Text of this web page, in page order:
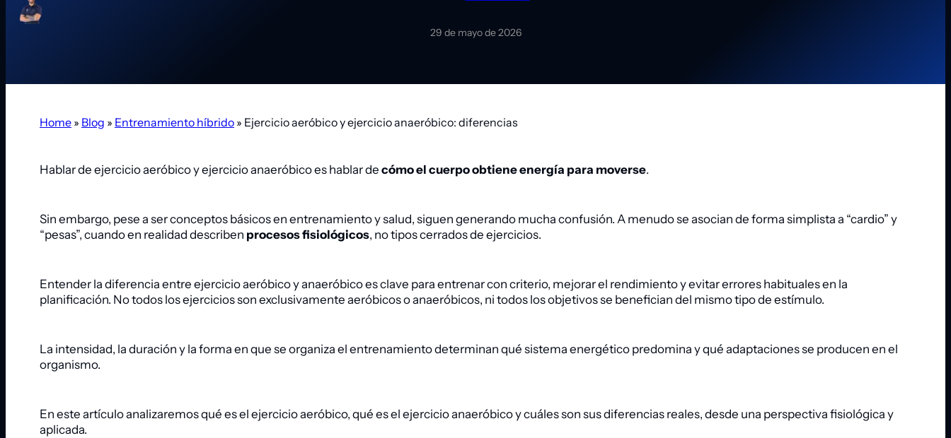
29 de mayo de 2026
Home » Blog » Entrenamiento híbrido » Ejercicio aeróbico y ejercicio anaeróbico: diferencias
Hablar de ejercicio aeróbico y ejercicio anaeróbico es hablar de cómo el cuerpo obtiene energía para moverse.
Sin embargo, pese a ser conceptos básicos en entrenamiento y salud, siguen generando mucha confusión. A menudo se asocian de forma simplista a “cardio” y
“pesas”, cuando en realidad describen procesos fisiológicos, no tipos cerrados de ejercicios.
Entender la diferencia entre ejercicio aeróbico y anaeróbico es clave para entrenar con criterio, mejorar el rendimiento y evitar errores habituales en la
planificación. No todos los ejercicios son exclusivamente aeróbicos o anaeróbicos, ni todos los objetivos se benefician del mismo tipo de estímulo.
La intensidad, la duración y la forma en que se organiza el entrenamiento determinan qué sistema energético predomina y qué adaptaciones se producen en el
organismo.
En este artículo analizaremos qué es el ejercicio aeróbico, qué es el ejercicio anaeróbico y cuáles son sus diferencias reales, desde una perspectiva fisiológica y
aplicada.